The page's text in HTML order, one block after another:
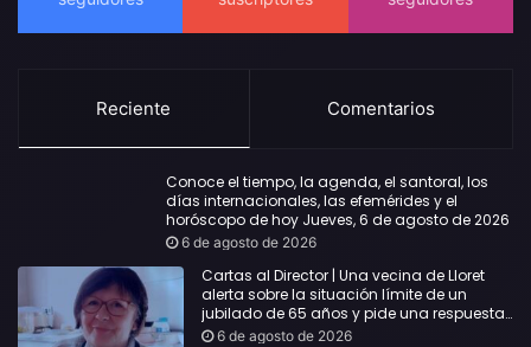
Reciente Comentarios
Conoce el tiempo, la agenda, el santoral, los
días internacionales, las efemérides y el
horóscopo de hoy Jueves, 6 de agosto de 2026
6 de agosto de 2026
Cartas al Director | Una vecina de Lloret
alerta sobre la situación límite de un
jubilado de 65 años y pide una respuesta
urgente
6 de agosto de 2026